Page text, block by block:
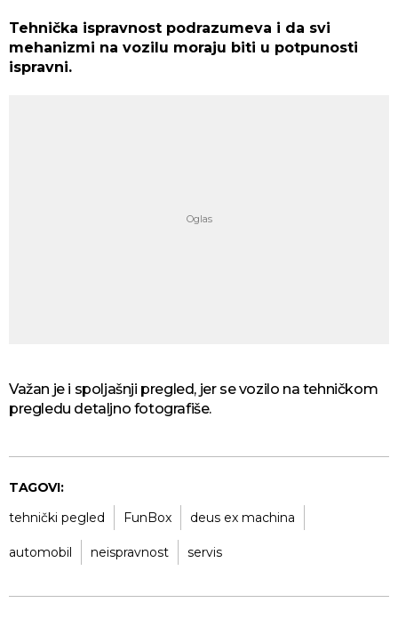
Tehnička ispravnost podrazumeva i da svi
mehanizmi na vozilu moraju biti u potpunosti
ispravni.
Važan je i spoljašnji pregled, jer se vozilo na tehničkom
pregledu detaljno fotografiše.
TAGOVI:
tehnički pegled
FunBox deus ex machina
automobil neispravnost servis